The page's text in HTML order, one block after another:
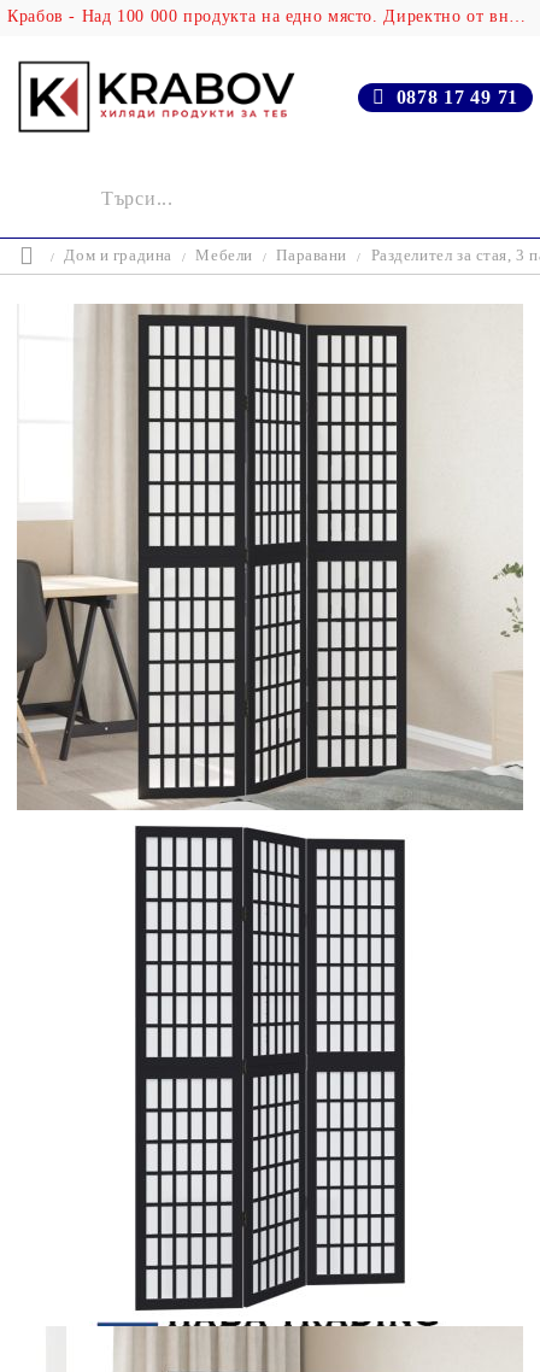
Крабов - Над 100 000 продукта на едно място. Директно от вносителя!
0878 17 49 71
Дом и градина Мебели Паравани Разделител за стая, 3
Tweet